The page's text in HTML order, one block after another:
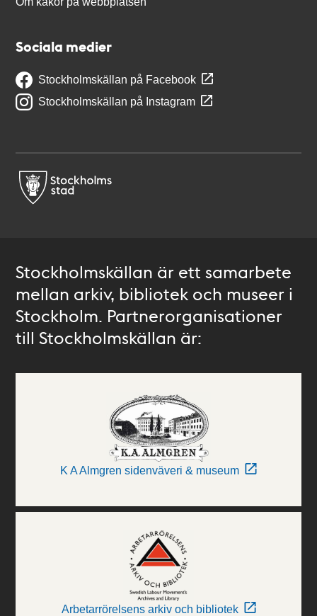
Sociala medier
Stockholmskällan på Facebook
Stockholmskällan på Instagram
Stockholmskällan är ett samarbete
mellan arkiv, bibliotek och museer i
Stockholm. Partnerorganisationer
till Stockholmskällan är:
K A Almgren sidenväveri & museum
Arbetarrörelsens arkiv och bibliotek